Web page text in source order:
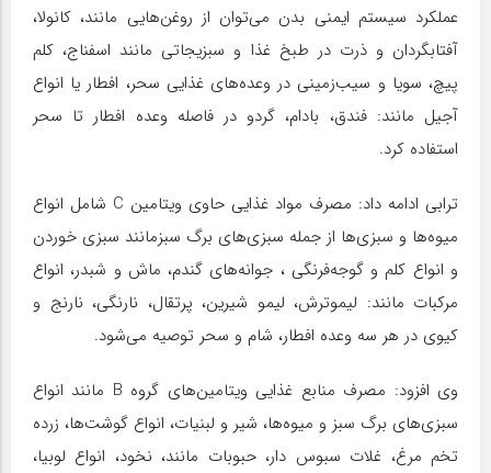
عملکرد سیستم ایمنی بدن می‌توان از روغن‌هایی مانند، کانولا،
آفتابگردان و ذرت در طبخ غذا و سبزیجاتی مانند اسفناج، کلم
پیچ، سویا و سیب‌زمینی در وعده‌های غذایی سحر، افطار یا انواع
آجیل مانند: فندق، بادام، گردو در فاصله وعده افطار تا سحر
استفاده کرد.
ترابی ادامه داد: مصرف مواد غذایی حاوی ویتامین C شامل انواع
میوه‌ها و سبزی‌ها از جمله سبزی‎‌های برگ سبزمانند سبزی خوردن
و انواع کلم و گوجه‌فرنگی ، جوانه‌های گندم، ماش و شبدر، انواع
مرکبات مانند: لیموترش، لیمو شیرین، پرتقال، نارنگی، نارنج و
کیوی در هر سه وعده افطار، شام و سحر توصیه می‌شود.
وی افزود: مصرف منابع غذایی ویتامین‌های گروه B مانند انواع
سبزی‌های برگ سبز و میوه‌ها، شیر و لبنیات، انواع گوشت‌ها، زرده
تخم مرغ، غلات سبوس دار، حبوبات مانند، نخود، انواع لوبیا،